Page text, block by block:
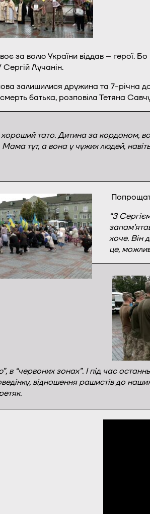
за волю України віддав – герої.
Лучанін.
залишилися дружина та 7-річна
батька, розповіла Тетяна
тато. Дитина за кордоном,
тут, а вона у чужих людей,
“З
хоче. Він
це,
в “червоних зонах”. І під час
відношення рашистів до